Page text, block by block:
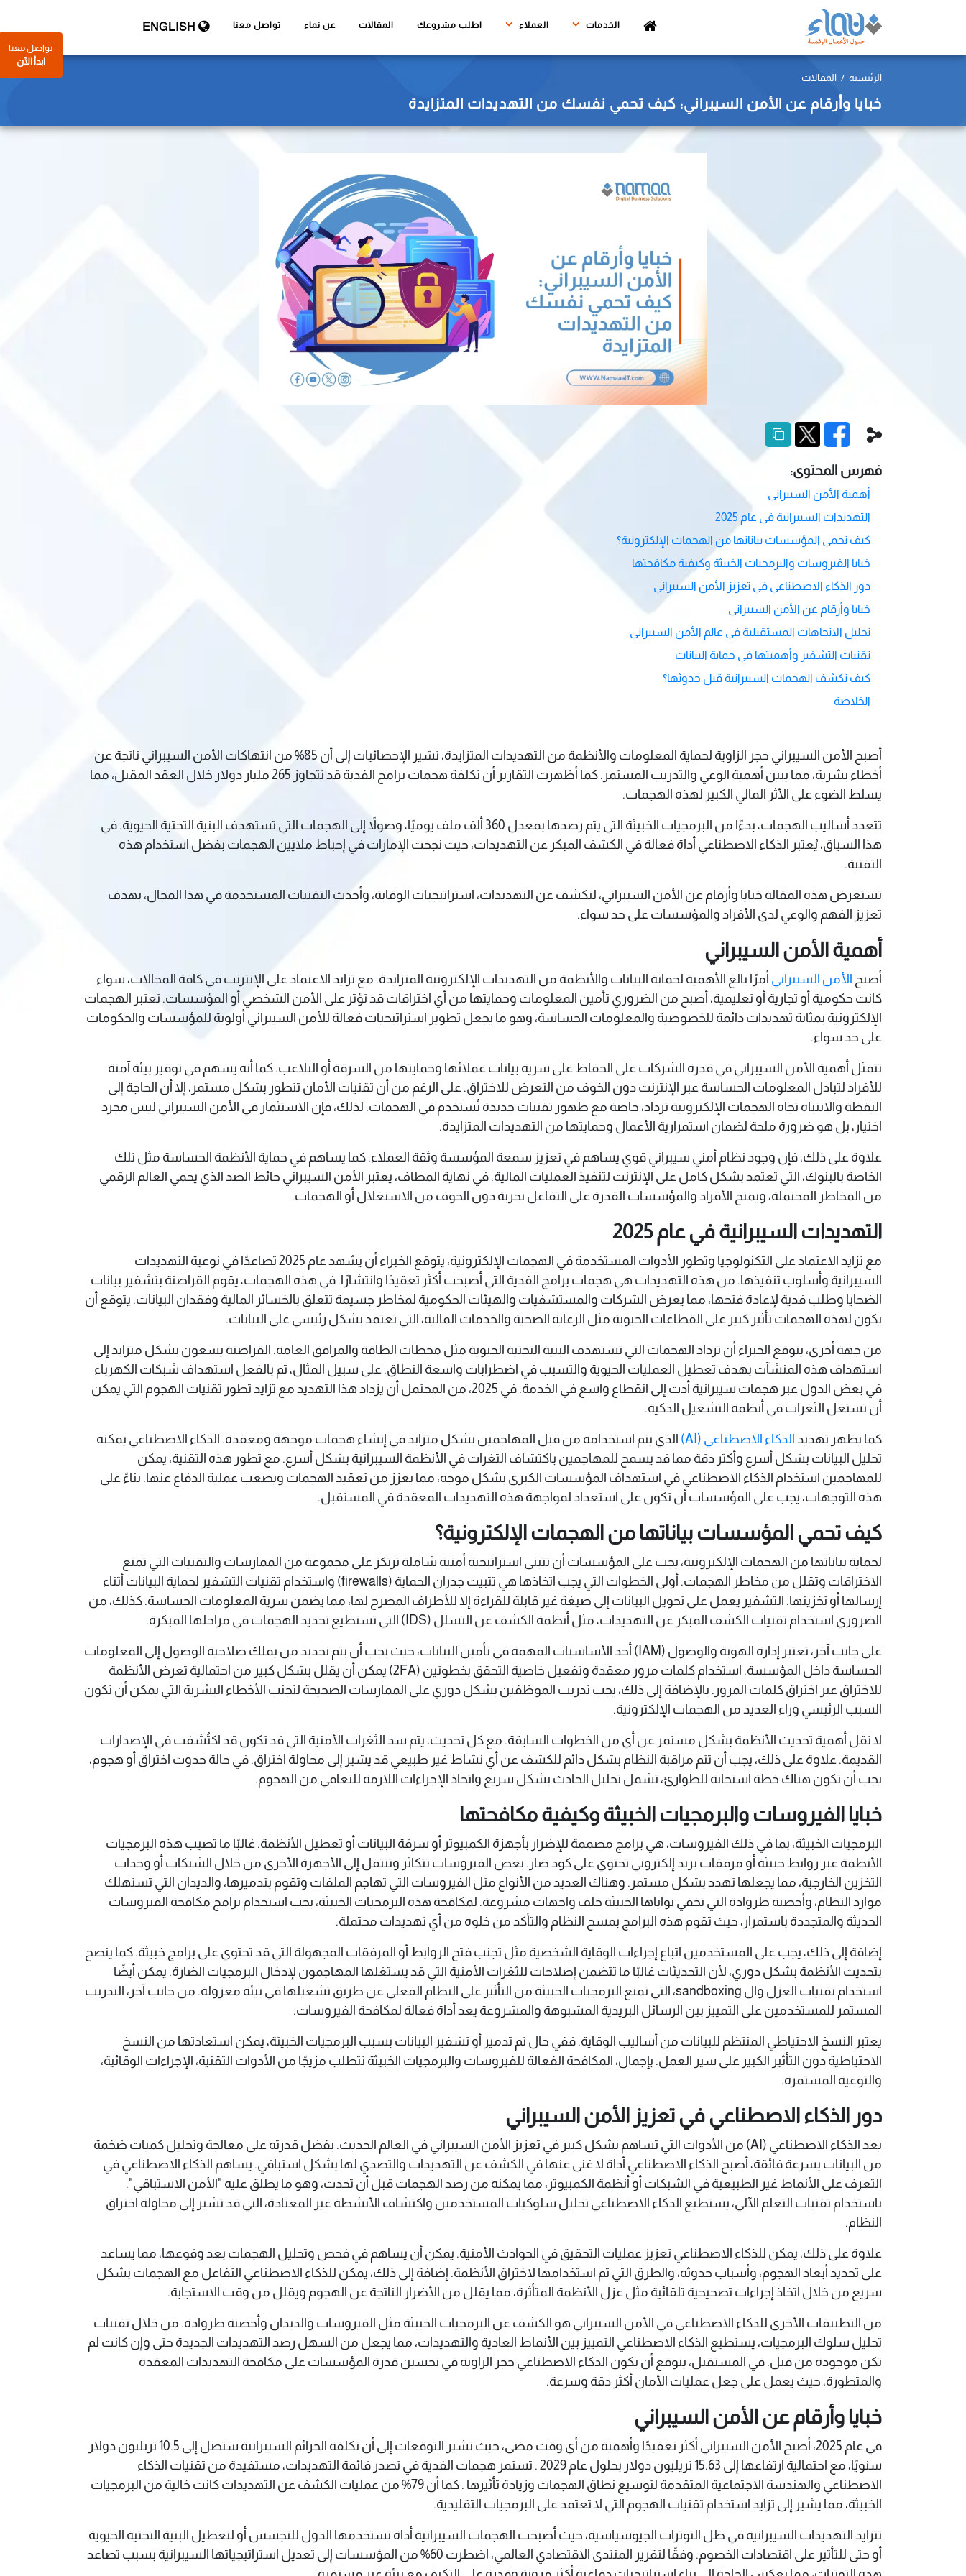
(CURRENT) الخدمات العملاء اطلب مشروعك المقالات عن نماء تواصل معنا ENGLISH
الرئيسية المقالات
خبايا وأرقام عن الأمن السيبراني: كيف تحمي نفسك من التهديدات المتزايدة
فهرس المحتوى:
أهمية الأمن السيبراني
التهديدات السيبرانية في عام 2025
كيف تحمي المؤسسات بياناتها من الهجمات الإلكترونية؟
خبايا الفيروسات والبرمجيات الخبيثة وكيفية مكافحتها
دور الذكاء الاصطناعي في تعزيز الأمن السيبراني
خبايا وأرقام عن الأمن السيبراني
تحليل الاتجاهات المستقبلية في عالم الأمن السيبراني
تقنيات التشفير وأهميتها في حماية البيانات
كيف تكشف الهجمات السيبرانية قبل حدوثها؟
الخلاصة
أصبح الأمن السيبراني حجر الزاوية لحماية المعلومات والأنظمة من التهديدات المتزايدة، تشير الإحصائيات إلى أن 85% من انتهاكات الأمن السيبراني ناتجة عن
أخطاء بشرية، مما يبين أهمية الوعي والتدريب المستمر. كما أظهرت التقارير أن تكلفة هجمات برامج الفدية قد تتجاوز 265 مليار دولار خلال العقد المقبل، مما
يسلط الضوء على الأثر المالي الكبير لهذه الهجمات.​
تتعدد أساليب الهجمات، بدءًا من البرمجيات الخبيثة التي يتم رصدها بمعدل 360 ألف ملف يوميًا، وصولاً إلى الهجمات التي تستهدف البنية التحتية الحيوية. في
هذا السياق، يُعتبر الذكاء الاصطناعي أداة فعالة في الكشف المبكر عن التهديدات، حيث نجحت الإمارات في إحباط ملايين الهجمات بفضل استخدام هذه
التقنية.​
تستعرض هذه المقالة خبايا وأرقام عن الأمن السيبراني، لتكشف عن التهديدات، استراتيجيات الوقاية، وأحدث التقنيات المستخدمة في هذا المجال، بهدف
تعزيز الفهم والوعي لدى الأفراد والمؤسسات على حد سواء.​
أهمية الأمن السيبراني
أصبح الأمن السيبراني أمرًا بالغ الأهمية لحماية البيانات والأنظمة من التهديدات الإلكترونية المتزايدة. مع تزايد الاعتماد على الإنترنت في كافة المجالات، سواء
كانت حكومية أو تجارية أو تعليمية، أصبح من الضروري تأمين المعلومات وحمايتها من أي اختراقات قد تؤثر على الأمن الشخصي أو المؤسسات. تعتبر الهجمات
الإلكترونية بمثابة تهديدات دائمة للخصوصية والمعلومات الحساسة، وهو ما يجعل تطوير استراتيجيات فعالة للأمن السيبراني أولوية للمؤسسات والحكومات
على حد سواء.
تتمثل أهمية الأمن السيبراني في قدرة الشركات على الحفاظ على سرية بيانات عملائها وحمايتها من السرقة أو التلاعب. كما أنه يسهم في توفير بيئة آمنة
للأفراد لتبادل المعلومات الحساسة عبر الإنترنت دون الخوف من التعرض للاختراق. على الرغم من أن تقنيات الأمان تتطور بشكل مستمر، إلا أن الحاجة إلى
اليقظة والانتباه تجاه الهجمات الإلكترونية تزداد، خاصة مع ظهور تقنيات جديدة تُستخدم في الهجمات. لذلك، فإن الاستثمار في الأمن السيبراني ليس مجرد
اختيار، بل هو ضرورة ملحة لضمان استمرارية الأعمال وحمايتها من التهديدات المتزايدة.
علاوة على ذلك، فإن وجود نظام أمني سيبراني قوي يساهم في تعزيز سمعة المؤسسة وثقة العملاء. كما يساهم في حماية الأنظمة الحساسة مثل تلك
الخاصة بالبنوك، التي تعتمد بشكل كامل على الإنترنت لتنفيذ العمليات المالية. في نهاية المطاف، يعتبر الأمن السيبراني حائط الصد الذي يحمي العالم الرقمي
من المخاطر المحتملة، ويمنح الأفراد والمؤسسات القدرة على التفاعل بحرية دون الخوف من الاستغلال أو الهجمات.
التهديدات السيبرانية في عام 2025
مع تزايد الاعتماد على التكنولوجيا وتطور الأدوات المستخدمة في الهجمات الإلكترونية، يتوقع الخبراء أن يشهد عام 2025 تصاعدًا في نوعية التهديدات
السيبرانية وأسلوب تنفيذها. من هذه التهديدات هي هجمات برامج الفدية التي أصبحت أكثر تعقيدًا وانتشارًا. في هذه الهجمات، يقوم القراصنة بتشفير بيانات
الضحايا وطلب فدية لإعادة فتحها، مما يعرض الشركات والمستشفيات والهيئات الحكومية لمخاطر جسيمة تتعلق بالخسائر المالية وفقدان البيانات. يتوقع أن
يكون لهذه الهجمات تأثير كبير على القطاعات الحيوية مثل الرعاية الصحية والخدمات المالية، التي تعتمد بشكل رئيسي على البيانات.
من جهة أخرى، يتوقع الخبراء أن تزداد الهجمات التي تستهدف البنية التحتية الحيوية مثل محطات الطاقة والمرافق العامة. القراصنة يسعون بشكل متزايد إلى
استهداف هذه المنشآت بهدف تعطيل العمليات الحيوية والتسبب في اضطرابات واسعة النطاق. على سبيل المثال، تم بالفعل استهداف شبكات الكهرباء
في بعض الدول عبر هجمات سيبرانية أدت إلى انقطاع واسع في الخدمة. في 2025، من المحتمل أن يزداد هذا التهديد مع تزايد تطور تقنيات الهجوم التي يمكن
أن تستغل الثغرات في أنظمة التشغيل الذكية.
كما يظهر تهديد الذكاء الاصطناعي (AI)
الذي يتم استخدامه من قبل المهاجمين بشكل متزايد في إنشاء هجمات موجهة ومعقدة. الذكاء الاصطناعي يمكنه
تحليل البيانات بشكل أسرع وأكثر دقة مما قد يسمح للمهاجمين باكتشاف الثغرات في الأنظمة السيبرانية بشكل أسرع. مع تطور هذه التقنية، يمكن
للمهاجمين استخدام الذكاء الاصطناعي في استهداف المؤسسات الكبرى بشكل موجه، مما يعزز من تعقيد الهجمات ويصعب عملية الدفاع عنها. بناءً على
هذه التوجهات، يجب على المؤسسات أن تكون على استعداد لمواجهة هذه التهديدات المعقدة في المستقبل.
كيف تحمي المؤسسات بياناتها من الهجمات الإلكترونية؟
لحماية بياناتها من الهجمات الإلكترونية، يجب على المؤسسات أن تتبنى استراتيجية أمنية شاملة ترتكز على مجموعة من الممارسات والتقنيات التي تمنع
الاختراقات وتقلل من مخاطر الهجمات. أولى الخطوات التي يجب اتخاذها هي تثبيت جدران الحماية (firewalls) واستخدام تقنيات التشفير لحماية البيانات أثناء
إرسالها أو تخزينها. التشفير يعمل على تحويل البيانات إلى صيغة غير قابلة للقراءة إلا للأطراف المصرح لها، مما يضمن سرية المعلومات الحساسة. كذلك، من
الضروري استخدام تقنيات الكشف المبكر عن التهديدات، مثل أنظمة الكشف عن التسلل (IDS) التي تستطيع تحديد الهجمات في مراحلها المبكرة.
على جانب آخر، تعتبر إدارة الهوية والوصول (IAM) أحد الأساسيات المهمة في تأمين البيانات، حيث يجب أن يتم تحديد من يملك صلاحية الوصول إلى المعلومات
الحساسة داخل المؤسسة. استخدام كلمات مرور معقدة وتفعيل خاصية التحقق بخطوتين (2FA) يمكن أن يقلل بشكل كبير من احتمالية تعرض الأنظمة
للاختراق عبر اختراق كلمات المرور. بالإضافة إلى ذلك، يجب تدريب الموظفين بشكل دوري على الممارسات الصحيحة لتجنب الأخطاء البشرية التي يمكن أن تكون
السبب الرئيسي وراء العديد من الهجمات الإلكترونية.
لا تقل أهمية تحديث الأنظمة بشكل مستمر عن أي من الخطوات السابقة. مع كل تحديث، يتم سد الثغرات الأمنية التي قد تكون قد اكتُشفت في الإصدارات
القديمة. علاوة على ذلك، يجب أن تتم مراقبة النظام بشكل دائم للكشف عن أي نشاط غير طبيعي قد يشير إلى محاولة اختراق. في حالة حدوث اختراق أو هجوم،
يجب أن تكون هناك خطة استجابة للطوارئ، تشمل تحليل الحادث بشكل سريع واتخاذ الإجراءات اللازمة للتعافي من الهجوم.
خبايا الفيروسات والبرمجيات الخبيثة وكيفية مكافحتها
البرمجيات الخبيثة، بما في ذلك الفيروسات، هي برامج مصممة للإضرار بأجهزة الكمبيوتر أو سرقة البيانات أو تعطيل الأنظمة. غالبًا ما تصيب هذه البرمجيات
الأنظمة عبر روابط خبيثة أو مرفقات بريد إلكتروني تحتوي على كود ضار. بعض الفيروسات تتكاثر وتنتقل إلى الأجهزة الأخرى من خلال الشبكات أو وحدات
التخزين الخارجية، مما يجعلها تهدد بشكل مستمر. وهناك العديد من الأنواع مثل الفيروسات التي تهاجم الملفات وتقوم بتدميرها، والديدان التي تستهلك
موارد النظام، وأحصنة طروادة التي تخفي نواياها الخبيثة خلف واجهات مشروعة. لمكافحة هذه البرمجيات الخبيثة، يجب استخدام برامج مكافحة الفيروسات
الحديثة والمتجددة باستمرار، حيث تقوم هذه البرامج بمسح النظام والتأكد من خلوه من أي تهديدات محتملة.
إضافة إلى ذلك، يجب على المستخدمين اتباع إجراءات الوقاية الشخصية مثل تجنب فتح الروابط أو المرفقات المجهولة التي قد تحتوي على برامج خبيثة. كما ينصح
بتحديث الأنظمة بشكل دوري، لأن التحديثات غالبًا ما تتضمن إصلاحات للثغرات الأمنية التي قد يستغلها المهاجمون لإدخال البرمجيات الضارة. يمكن أيضًا
استخدام تقنيات العزل وال sandboxing، التي تمنع البرمجيات الخبيثة من التأثير على النظام الفعلي عن طريق تشغيلها في بيئة معزولة. من جانب آخر، التدريب
المستمر للمستخدمين على التمييز بين الرسائل البريدية المشبوهة والمشروعة يعد أداة فعالة لمكافحة الفيروسات.
يعتبر النسخ الاحتياطي المنتظم للبيانات من أساليب الوقاية. ففي حال تم تدمير أو تشفير البيانات بسبب البرمجيات الخبيثة، يمكن استعادتها من النسخ
الاحتياطية دون التأثير الكبير على سير العمل. بإجمال، المكافحة الفعالة للفيروسات والبرمجيات الخبيثة تتطلب مزيجًا من الأدوات التقنية، الإجراءات الوقائية،
والتوعية المستمرة.
دور الذكاء الاصطناعي في تعزيز الأمن السيبراني
يعد الذكاء الاصطناعي (AI) من الأدوات التي تساهم بشكل كبير في تعزيز الأمن السيبراني في العالم الحديث. بفضل قدرته على معالجة وتحليل كميات ضخمة
من البيانات بسرعة فائقة، أصبح الذكاء الاصطناعي أداة لا غنى عنها في الكشف عن التهديدات والتصدي لها بشكل استباقي. يساهم الذكاء الاصطناعي في
التعرف على الأنماط غير الطبيعية في الشبكات أو أنظمة الكمبيوتر، مما يمكنه من رصد الهجمات قبل أن تحدث، وهو ما يطلق عليه "الأمن الاستباقي".
باستخدام تقنيات التعلم الآلي، يستطيع الذكاء الاصطناعي تحليل سلوكيات المستخدمين واكتشاف الأنشطة غير المعتادة، التي قد تشير إلى محاولة اختراق
النظام.
علاوة على ذلك، يمكن للذكاء الاصطناعي تعزيز عمليات التحقيق في الحوادث الأمنية. يمكن أن يساهم في فحص وتحليل الهجمات بعد وقوعها، مما يساعد
على تحديد أبعاد الهجوم، وأسباب حدوثه، والطرق التي تم استخدامها لاختراق الأنظمة. إضافة إلى ذلك، يمكن للذكاء الاصطناعي التفاعل مع الهجمات بشكل
سريع من خلال اتخاذ إجراءات تصحيحية تلقائية مثل عزل الأنظمة المتأثرة، مما يقلل من الأضرار الناتجة عن الهجوم ويقلل من وقت الاستجابة.
من التطبيقات الأخرى للذكاء الاصطناعي في الأمن السيبراني هو الكشف عن البرمجيات الخبيثة مثل الفيروسات والديدان وأحصنة طروادة. من خلال تقنيات
تحليل سلوك البرمجيات، يستطيع الذكاء الاصطناعي التمييز بين الأنماط العادية والتهديدات، مما يجعل من السهل رصد التهديدات الجديدة حتى وإن كانت لم
تكن موجودة من قبل. في المستقبل، يتوقع أن يكون الذكاء الاصطناعي حجر الزاوية في تحسين قدرة المؤسسات على مكافحة التهديدات المعقدة
والمتطورة، حيث يعمل على جعل عمليات الأمان أكثر دقة وسرعة.
خبايا وأرقام عن الأمن السيبراني
​في عام 2025، أصبح الأمن السيبراني أكثر تعقيدًا وأهمية من أي وقت مضى، حيث تشير التوقعات إلى أن تكلفة الجرائم السيبرانية ستصل إلى 10.5 تريليون دولار
سنويًا، مع احتمالية ارتفاعها إلى 15.63 تريليون دولار بحلول عام 2029 . تستمر هجمات الفدية في تصدر قائمة التهديدات، مستفيدة من تقنيات الذكاء
الاصطناعي والهندسة الاجتماعية المتقدمة لتوسيع نطاق الهجمات وزيادة تأثيرها . كما أن 79% من عمليات الكشف عن التهديدات كانت خالية من البرمجيات
الخبيثة، مما يشير إلى تزايد استخدام تقنيات الهجوم التي لا تعتمد على البرمجيات التقليدية.
تتزايد التهديدات السيبرانية في ظل التوترات الجيوسياسية، حيث أصبحت الهجمات السيبرانية أداة تستخدمها الدول للتجسس أو لتعطيل البنية التحتية الحيوية
أو حتى للتأثير على اقتصادات الخصوم. وفقًا لتقرير المنتدى الاقتصادي العالمي، اضطرت 60% من المؤسسات إلى تعديل استراتيجياتها السيبرانية بسبب تصاعد
تواصل معنا
ابدأ الآن